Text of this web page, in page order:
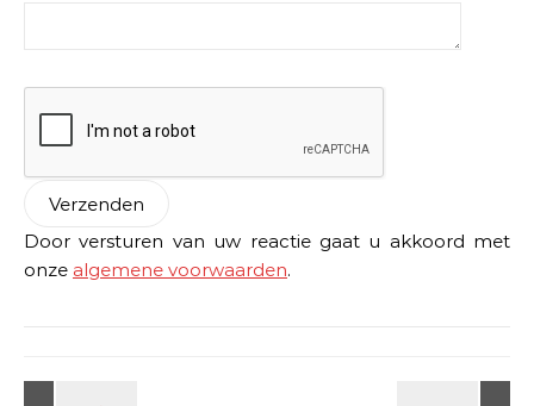
Door versturen van uw reactie gaat u akkoord met
onze algemene voorwaarden.